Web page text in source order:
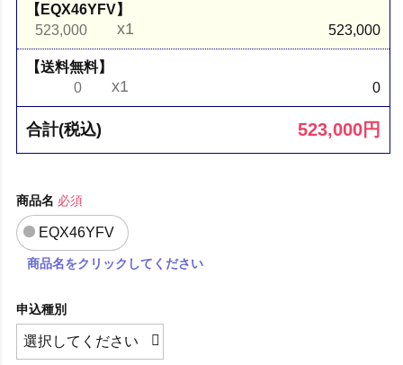
【EQX46YFV】
523,000
x1 523,000
【送料無料】
0
x1 0
合計(税込) 523,000円
商品名 必須
EQX46YFV
商品名をクリックしてください
申込種別